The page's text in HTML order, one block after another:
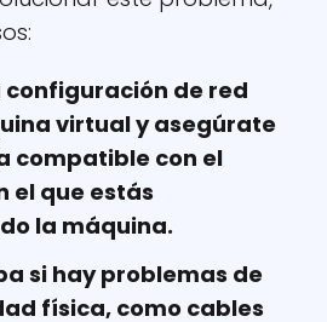
de red
virtual y asegúrate
compatible con el
el que estás
la máquina.
si hay problemas de
física, como cables